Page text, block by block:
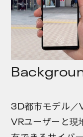
3D都市モデル／
VRユーザーと現